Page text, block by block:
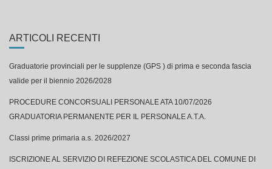
ARTICOLI RECENTI
Graduatorie provinciali per le supplenze (GPS ) di prima e seconda fascia
valide per il biennio 2026/2028
PROCEDURE CONCORSUALI PERSONALE ATA 10/07/2026
GRADUATORIA PERMANENTE PER IL PERSONALE A.T.A.
Classi prime primaria a.s. 2026/2027
ISCRIZIONE AL SERVIZIO DI REFEZIONE SCOLASTICA DEL COMUNE DI